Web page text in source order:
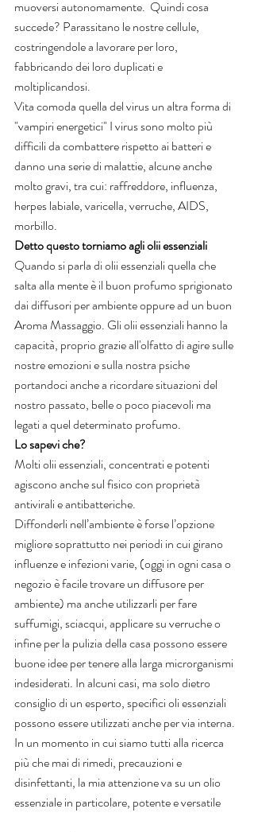
muoversi autonomamente.  Quindi cosa
succede? Parassitano le nostre cellule,
costringendole a lavorare per loro,
fabbricando dei loro duplicati e
moltiplicandosi.
Vita comoda quella del virus un altra forma di
"vampiri energetici" I virus sono molto più
difficili da combattere rispetto ai batteri e
danno una serie di malattie, alcune anche
molto gravi, tra cui: raffreddore, influenza,
herpes labiale, varicella, verruche, AIDS,
morbillo.
Detto questo torniamo agli olii essenziali
Quando si parla di olii essenziali quella che
salta alla mente è il buon profumo sprigionato
dai diffusori per ambiente oppure ad un buon
Aroma Massaggio. Gli olii essenziali hanno la
capacità, proprio grazie all'olfatto di agire sulle
nostre emozioni e sulla nostra psiche
portandoci anche a ricordare situazioni del
nostro passato, belle o poco piacevoli ma
legati a quel determinato profumo.
Lo sapevi che?
Molti olii essenziali, concentrati e potenti
agiscono anche sul fisico con proprietà
antivirali e antibatteriche.
Diffonderli nell’ambiente è forse l’opzione
migliore soprattutto nei periodi in cui girano
influenze e infezioni varie, (oggi in ogni casa o
negozio è facile trovare un diffusore per
ambiente) ma anche utilizzarli per fare
suffumigi, sciacqui, applicare su verruche o
infine per la pulizia della casa possono essere
buone idee per tenere alla larga microrganismi
indesiderati. In alcuni casi, ma solo dietro
consiglio di un esperto, specifici oli essenziali
possono essere utilizzati anche per via interna.
In un momento in cui siamo tutti alla ricerca
più che mai di rimedi, precauzioni e
disinfettanti, la mia attenzione va su un olio
essenziale in particolare, potente e versatile